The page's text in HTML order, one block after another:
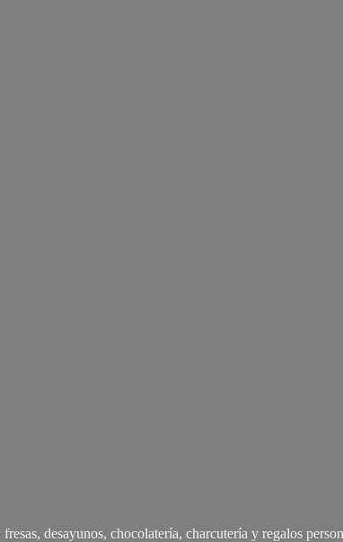
desayunos, chocolatería, charcutería y regalos